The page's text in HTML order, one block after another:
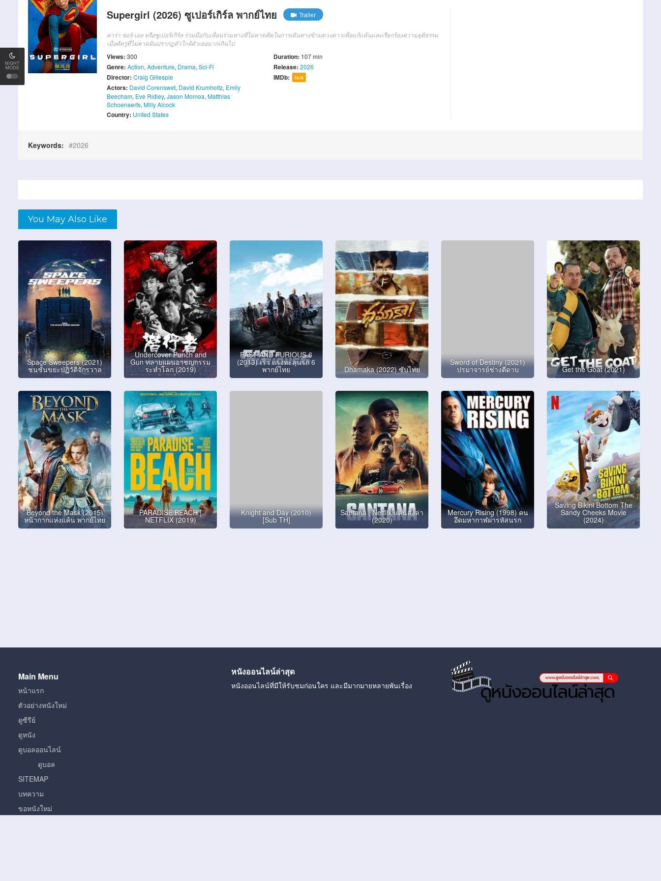
NIGHT
MODE
Supergirl (2026) ซูเปอร์เกิร์ล พากย์ไทย Trailer
คาร่า ซอร์-เอล หรือซูเปอร์เกิร์ล ร่วมมือกับเพื่อนร่วมทางที่ไม่คาดคิดในการเดินทางข้ามดวงดาวเพื่อแก้แค้นและเรียกร้องความยุติธรรม
เมื่อศัตรูที่ไม่คาดฝันปรากฏตัวใกล้ตัวเธอมากเกินไป
Views: 300
Genre: Action, Adventure, Drama, Sci-Fi
Director: Craig Gillespie
Actors: David Corenswet, David Krumholtz, Emily
Beecham, Eve Ridley, Jason Momoa, Matthias
Schoenaerts, Milly Alcock
Country: United States
Duration: 107 min
Release:2026
IMDb: N/A
Keywords: 2026
You May Also Like
Space Sweepers (2021)
ชนชั้นขยะปฏิวัติจักรวาล
Undercover Punch and
Gun ทลายแผนอาชญกรรม
ระห่ำโลก (2019)
FAST AND FURIOUS 6
(2013) เร็ว แรงทะลุนรก 6
พากย์ไทย Dhamaka (2022) ซับไทย
Sword of Destiny (2021)
ปรมาจารย์ช่างตีดาบ Get the Goat (2021)
Beyond the Mask (2015)
หน้ากากแห่งแค้น พากย์ไทย
PARADISE BEACH |
NETFLIX (2019)
Knight and Day (2010)
[Sub TH]
Santana | Netflix แค้นสั่งล่า
(2020)
Mercury Rising (1998) คน
อึดมหากาฬผ่ารหัสนรก
Saving Bikini Bottom The
Sandy Cheeks Movie
(2024)
Main Menu
หน้าแรก
ตัวอย่างหนังใหม่
ดูซีรีย์
ดูหนัง
ดูบอลออนไลน์
ดูบอล
SITEMAP
บทความ
ขอหนังใหม่
หนังออนไลน์ล่าสุด
หนังออนไลน์ที่มีให้รับชมก่อนใคร และมีมากมายหลายพันเรื่อง